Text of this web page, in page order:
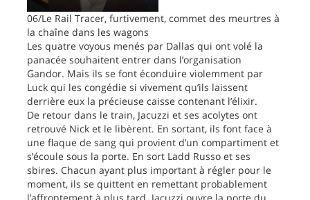
06/Le Rail Tracer, furtivement, commet des meurtres à
la chaîne dans les wagons
Les quatre voyous menés par Dallas qui ont volé la
panacée souhaitent entrer dans l’organisation
Gandor. Mais ils se font éconduire violemment par
Luck qui les congédie si vivement qu’ils laissent
derrière eux la précieuse caisse contenant l’élixir.
De retour dans le train, Jacuzzi et ses acolytes ont
retrouvé Nick et le libèrent. En sortant, ils font face à
une flaque de sang qui provient d’un compartiment et
s’écoule sous la porte. En sort Ladd Russo et ses
sbires. Chacun ayant plus important à régler pour le
moment, ils se quittent en remettant probablement